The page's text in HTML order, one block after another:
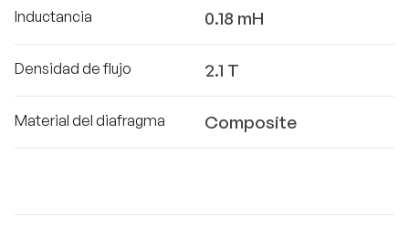
Inductancia 0.18 mH
Densidad de flujo 2.1 T
Material del diafragma Composite